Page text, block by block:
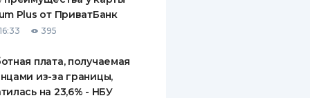
СОТРУДНИКОВ
ОТ
СЛУЧАЕВ
ПУТЕВОДИТЕЛИ ПО
Plus от ПриватБанк
395
плата, получаемая
из-за границы,
на 23,6% - НБУ